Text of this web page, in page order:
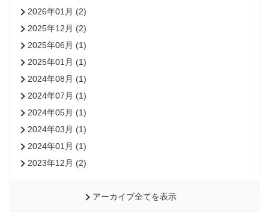
2026年01月 (2)
2025年12月 (2)
2025年06月 (1)
2025年01月 (1)
2024年08月 (1)
2024年07月 (1)
2024年05月 (1)
2024年03月 (1)
2024年01月 (1)
2023年12月 (2)
アーカイブ全てを表示